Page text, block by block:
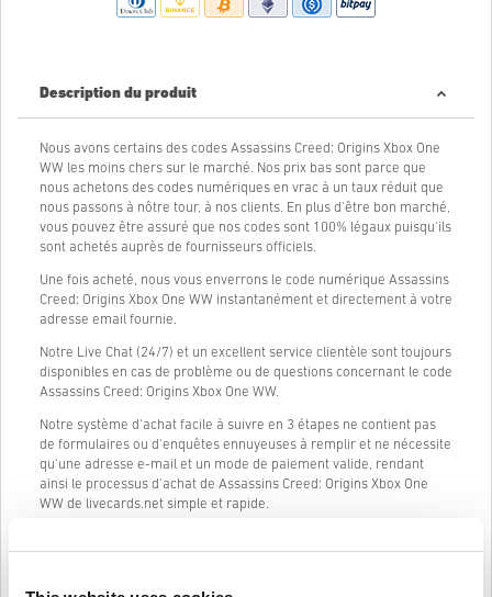
Description du produit
Nous avons certains des codes Assassins Creed: Origins Xbox One
WW les moins chers sur le marché. Nos prix bas sont parce que
nous achetons des codes numériques en vrac à un taux réduit que
nous passons à nôtre tour, à nos clients. En plus d'être bon marché,
vous pouvez être assuré que nos codes sont 100% légaux puisqu'ils
sont achetés auprès de fournisseurs officiels.
Une fois acheté, nous vous enverrons le code numérique Assassins
Creed: Origins Xbox One WW instantanément et directement à votre
adresse email fournie.
Notre Live Chat (24/7) et un excellent service clientèle sont toujours
disponibles en cas de problème ou de questions concernant le code
Assassins Creed: Origins Xbox One WW.
Notre système d'achat facile à suivre en 3 étapes ne contient pas
de formulaires ou d'enquêtes ennuyeuses à remplir et ne nécessite
qu'une adresse e-mail et un mode de paiement valide, rendant
ainsi le processus d'achat de Assassins Creed: Origins Xbox One
WW de livecards.net simple et rapide.